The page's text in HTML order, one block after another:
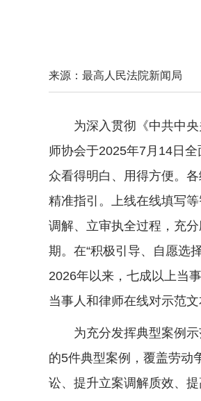
来源：最高人民法院新闻局
为深入贯彻《中共中央
师协会于2025年7月14日
众看得明白、用得方便。
精准指引。上线在线填写
调解、立审执全过程，充分
期。在“积极引导、自愿选
2026年以来，七成以上当
当事人和律师在线对示范
为充分发挥典型案例示
的5件典型案例，覆盖劳动
讼、提升立案调解质效、